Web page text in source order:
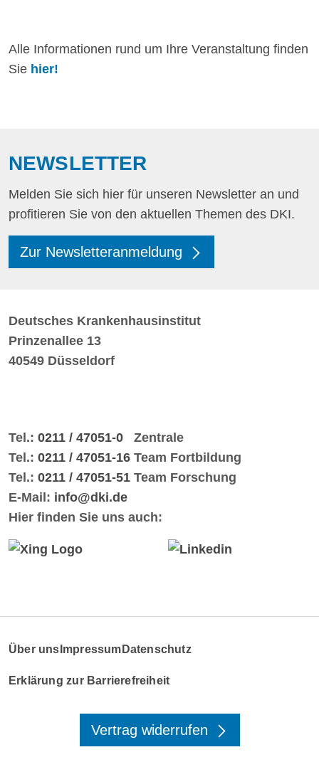
Alle Informationen rund um Ihre Veranstaltung finden
Sie hier!
NEWSLETTER
Melden Sie sich hier für unseren Newsletter an und
profitieren Sie von den aktuellen Themen des DKI.
Zur Newsletteranmeldung
Deutsches Krankenhausinstitut
Prinzenallee 13
40549 Düsseldorf
Tel.: 0211 / 47051-0 Zentrale
Tel.: 0211 / 47051-16 Team Fortbildung
Tel.: 0211 / 47051-51 Team Forschung
E-Mail: info@dki.de
Hier finden Sie uns auch:
Über uns Impressum Datenschutz
Erklärung zur Barrierefreiheit
Vertrag widerrufen